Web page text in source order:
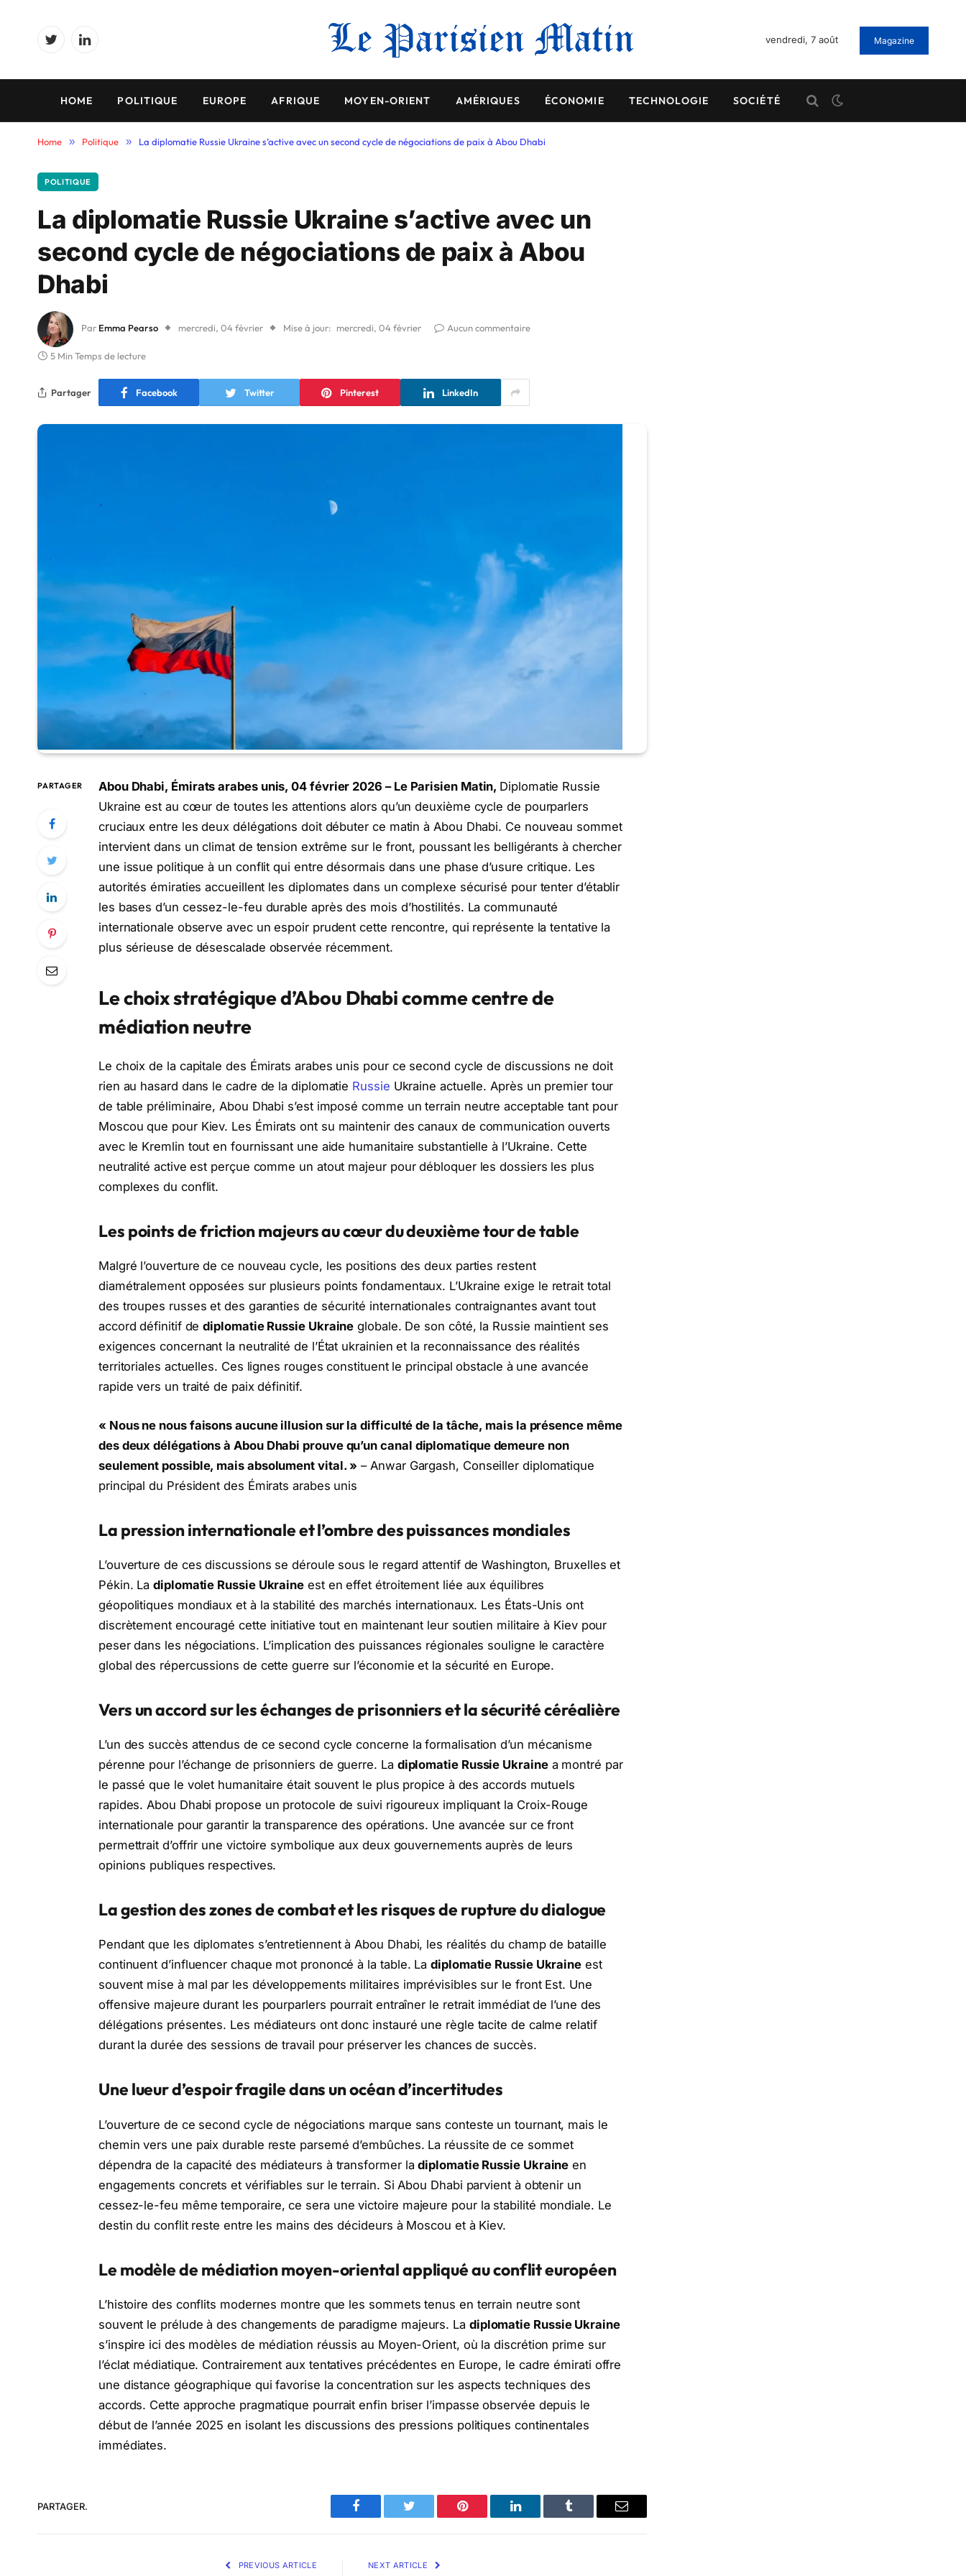
TwitterLinkedIn
vendredi, 7 août Magazine
HOME POLITIQUE EUROPE AFRIQUE MOYEN-ORIENT AMÉRIQUES ÉCONOMIE TECHNOLOGIE SOCIÉTÉ
Home » Politique » La diplomatie Russie Ukraine s’active avec un second cycle de négociations de paix à Abou Dhabi
POLITIQUE
La diplomatie Russie Ukraine s’active avec un
second cycle de négociations de paix à Abou
Dhabi
Par Emma Pearso mercredi, 04 février Mise à jour: mercredi, 04 février Aucun commentaire
5 Min Temps de lecture
Partager Facebook Twitter Pinterest LinkedIn
PARTAGER Abou Dhabi, Émirats arabes unis, 04 février 2026 – Le Parisien Matin, Diplomatie Russie
Ukraine est au cœur de toutes les attentions alors qu’un deuxième cycle de pourparlers
cruciaux entre les deux délégations doit débuter ce matin à Abou Dhabi. Ce nouveau sommet
intervient dans un climat de tension extrême sur le front, poussant les belligérants à chercher
une issue politique à un conflit qui entre désormais dans une phase d’usure critique. Les
autorités émiraties accueillent les diplomates dans un complexe sécurisé pour tenter d’établir
les bases d’un cessez-le-feu durable après des mois d’hostilités. La communauté
internationale observe avec un espoir prudent cette rencontre, qui représente la tentative la
plus sérieuse de désescalade observée récemment.
Le choix stratégique d’Abou Dhabi comme centre de
médiation neutre
Le choix de la capitale des Émirats arabes unis pour ce second cycle de discussions ne doit
rien au hasard dans le cadre de la diplomatie Russie Ukraine actuelle. Après un premier tour
de table préliminaire, Abou Dhabi s’est imposé comme un terrain neutre acceptable tant pour
Moscou que pour Kiev. Les Émirats ont su maintenir des canaux de communication ouverts
avec le Kremlin tout en fournissant une aide humanitaire substantielle à l’Ukraine. Cette
neutralité active est perçue comme un atout majeur pour débloquer les dossiers les plus
complexes du conflit.
Les points de friction majeurs au cœur du deuxième tour de table
Malgré l’ouverture de ce nouveau cycle, les positions des deux parties restent
diamétralement opposées sur plusieurs points fondamentaux. L’Ukraine exige le retrait total
des troupes russes et des garanties de sécurité internationales contraignantes avant tout
accord définitif dediplomatie Russie Ukraine globale. De son côté, la Russie maintient ses
exigences concernant la neutralité de l’État ukrainien et la reconnaissance des réalités
territoriales actuelles. Ces lignes rouges constituent le principal obstacle à une avancée
rapide vers un traité de paix définitif.
« Nous ne nous faisons aucune illusion sur la difficulté de la tâche, mais la présence même
des deux délégations à Abou Dhabi prouve qu’un canal diplomatique demeure non
seulement possible, mais absolument vital. » – Anwar Gargash, Conseiller diplomatique
principal du Président des Émirats arabes unis
La pression internationale et l’ombre des puissances mondiales
L’ouverture de ces discussions se déroule sous le regard attentif de Washington, Bruxelles et
Pékin. Ladiplomatie Russie Ukraine est en effet étroitement liée aux équilibres
géopolitiques mondiaux et à la stabilité des marchés internationaux. Les États-Unis ont
discrètement encouragé cette initiative tout en maintenant leur soutien militaire à Kiev pour
peser dans les négociations. L’implication des puissances régionales souligne le caractère
global des répercussions de cette guerre sur l’économie et la sécurité en Europe.
Vers un accord sur les échanges de prisonniers et la sécurité céréalière
L’un des succès attendus de ce second cycle concerne la formalisation d’un mécanisme
pérenne pour l’échange de prisonniers de guerre. La diplomatie Russie Ukrainea montré par
le passé que le volet humanitaire était souvent le plus propice à des accords mutuels
rapides. Abou Dhabi propose un protocole de suivi rigoureux impliquant la Croix-Rouge
internationale pour garantir la transparence des opérations. Une avancée sur ce front
permettrait d’offrir une victoire symbolique aux deux gouvernements auprès de leurs
opinions publiques respectives.
La gestion des zones de combat et les risques de rupture du dialogue
Pendant que les diplomates s’entretiennent à Abou Dhabi, les réalités du champ de bataille
continuent d’influencer chaque mot prononcé à la table. Ladiplomatie Russie Ukraine est
souvent mise à mal par les développements militaires imprévisibles sur le front Est. Une
offensive majeure durant les pourparlers pourrait entraîner le retrait immédiat de l’une des
délégations présentes. Les médiateurs ont donc instauré une règle tacite de calme relatif
durant la durée des sessions de travail pour préserver les chances de succès.
Une lueur d’espoir fragile dans un océan d’incertitudes
L’ouverture de ce second cycle de négociations marque sans conteste un tournant, mais le
chemin vers une paix durable reste parsemé d’embûches. La réussite de ce sommet
dépendra de la capacité des médiateurs à transformer ladiplomatie Russie Ukraine en
engagements concrets et vérifiables sur le terrain. Si Abou Dhabi parvient à obtenir un
cessez-le-feu même temporaire, ce sera une victoire majeure pour la stabilité mondiale. Le
destin du conflit reste entre les mains des décideurs à Moscou et à Kiev.
Le modèle de médiation moyen-oriental appliqué au conflit européen
L’histoire des conflits modernes montre que les sommets tenus en terrain neutre sont
souvent le prélude à des changements de paradigme majeurs. La diplomatie Russie Ukraine
s’inspire ici des modèles de médiation réussis au Moyen-Orient, où la discrétion prime sur
l’éclat médiatique. Contrairement aux tentatives précédentes en Europe, le cadre émirati offre
une distance géographique qui favorise la concentration sur les aspects techniques des
accords. Cette approche pragmatique pourrait enfin briser l’impasse observée depuis le
début de l’année 2025 en isolant les discussions des pressions politiques continentales
immédiates.
PARTAGER.
Facebook Twitter Pinterest LinkedIn Tumblr Email
PREVIOUS ARTICLE NEXT ARTICLE